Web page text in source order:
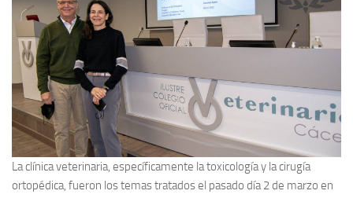
La clínica veterinaria, específicamente la toxicología y la cirugía
ortopédica, fueron los temas tratados el pasado día 2 de marzo en